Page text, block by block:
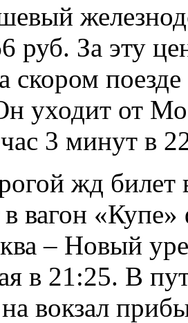
руб. За эту
скором
уходит от
3 минут в
жд билет
вагон
– Новый
в 21:25. В
вокзал